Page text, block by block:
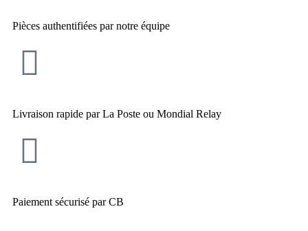
Pièces authentifiées par notre équipe
Livraison rapide par La Poste ou Mondial Relay
Paiement sécurisé par CB